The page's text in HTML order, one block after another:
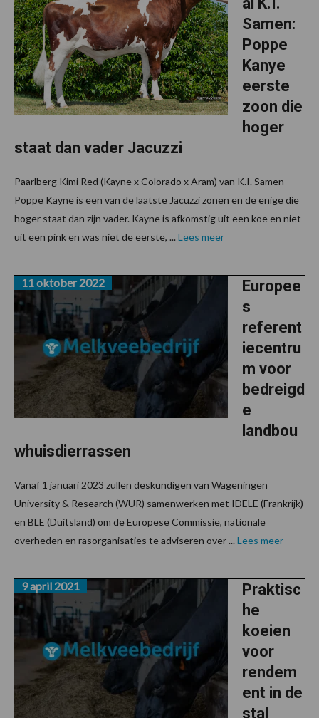
Samen:
Poppe
Kanye
eerste
zoon die
hoger
staat dan vader Jacuzzi
Paarlberg Kimi Red (Kayne x Colorado x Aram) van K.I. Samen
Poppe Kayne is een van de laatste Jacuzzi zonen en de enige die
hoger staat dan zijn vader. Kayne is afkomstig uit een koe en niet
uit een pink en was niet de eerste, ... Lees meer
Europee
s
referent
iecentru
m voor
bedreigd
e
landbou
whuisdierrassen
11 oktober 2022
Vanaf 1 januari 2023 zullen deskundigen van Wageningen
University & Research (WUR) samenwerken met IDELE (Frankrijk)
en BLE (Duitsland) om de Europese Commissie, nationale
overheden en rasorganisaties te adviseren over ... Lees meer
Praktisc
he
koeien
voor
rendem
ent in de
stal
9 april 2021